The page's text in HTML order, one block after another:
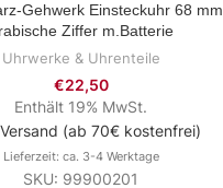
ZUM PRODUKT
Gehwerk Einsteckuhr 68 mm
Ziffer m.Batterie
Uhrwerke & Uhrenteile
€22,50
Enthält 19% MwSt.
Versand (ab 70€ kostenfrei)
Lieferzeit: ca. 3-4 Werktage
SKU: 99900201